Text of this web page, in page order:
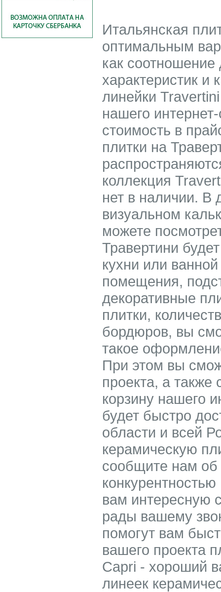
Итальянская
оптимальным
как
характеристик и
линейки
нашего
стоимость в
плитки на
коллекция
нет в наличии. В
визуальном
можете
Травертини
кухни или
помещения,
декоративные
плитки,
бордюров, вы
такое
При этом вы
проекта, а также
корзину нашего
будет быстро
области и всей
керамическую
сообщите нам
вам интересную
рады вашему
помогут вам
вашего проекта
Capri - хороший
линеек